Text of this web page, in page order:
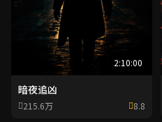
2:10:00
暗夜追凶
215.6万 8.8